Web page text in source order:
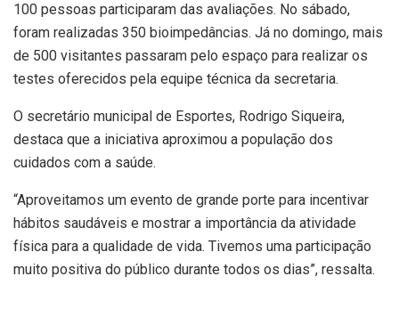
100 pessoas participaram das avaliações. No sábado,
foram realizadas 350 bioimpedâncias. Já no domingo, mais
de 500 visitantes passaram pelo espaço para realizar os
testes oferecidos pela equipe técnica da secretaria.
O secretário municipal de Esportes, Rodrigo Siqueira,
destaca que a iniciativa aproximou a população dos
cuidados com a saúde.
“Aproveitamos um evento de grande porte para incentivar
hábitos saudáveis e mostrar a importância da atividade
física para a qualidade de vida. Tivemos uma participação
muito positiva do público durante todos os dias”, ressalta.